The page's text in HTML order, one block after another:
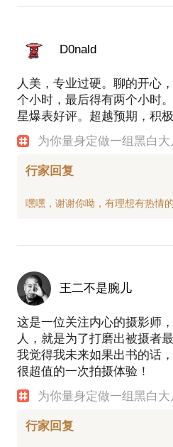
D0nald
人美，专业过硬。聊的开心
个小时，最后得有两个小时
星爆表好评。超越预期，积
为你量身定做一组黑白大
行家回复
王二不是腕儿
这是一位关注内心的摄影师
人，就是为了打磨出被摄者
我觉得我未来如果出书的话
很超值的一次拍摄体验！
为你量身定做一组黑白大
行家回复